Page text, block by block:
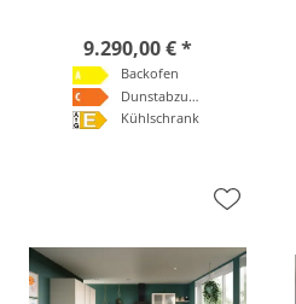
9.290,00 € *
Backofen
Dunstabzugshaube
Kühlschrank